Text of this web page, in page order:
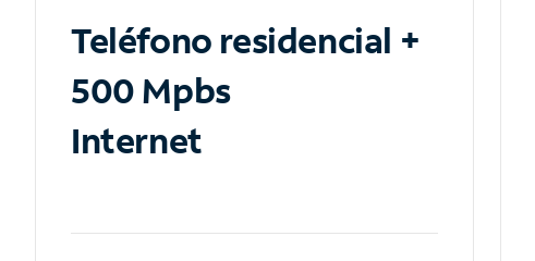
Teléfono residencial +
500 Mpbs
Internet